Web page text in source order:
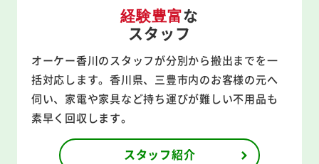
経験豊富な
スタッフ
オーケー香川のスタッフが分別から搬出までを一
括対応します。香川県、三豊市内のお客様の元へ
伺い、家電や家具など持ち運びが難しい不用品も
素早く回収します。
スタッフ紹介